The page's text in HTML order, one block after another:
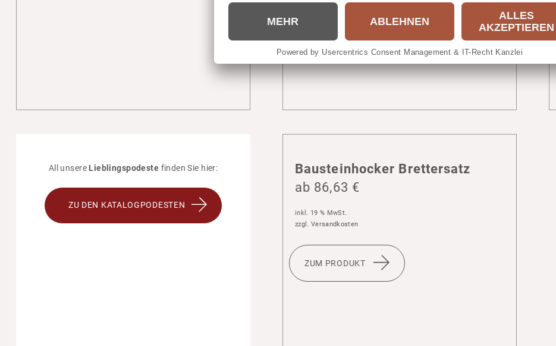
All unsere Lieblingspodeste finden Sie hier:
ZU DEN KATALOGPODESTEN
Baustein­ho­cker Bret­ter­satz
ab 86,63 €
inkl. 19 % MwSt.
zzgl. Versandkosten
ZUM PRODUKT